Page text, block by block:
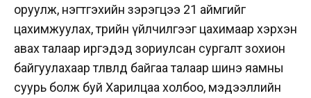
оруулж, нэгтгэхийн зэрэгцээ 21 аймгийг
цахимжуулах, төрийн үйлчилгээг цахимаар хэрхэн
авах талаар иргэдэд зориулсан сургалт зохион
байгуулахаар төлөвлөөд байгаа талаар шинэ яамны
суурь болж буй Харилцаа холбоо, мэдээллийн